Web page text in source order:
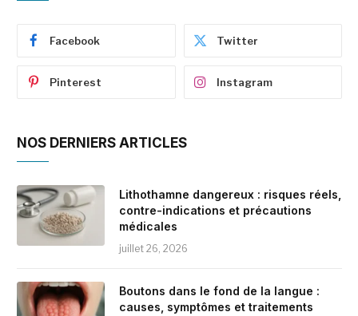
Facebook Twitter
Pinterest Instagram
NOS DERNIERS ARTICLES
Lithothamne dangereux : risques réels,
contre-indications et précautions
médicales
juillet 26, 2026
Boutons dans le fond de la langue :
causes, symptômes et traitements